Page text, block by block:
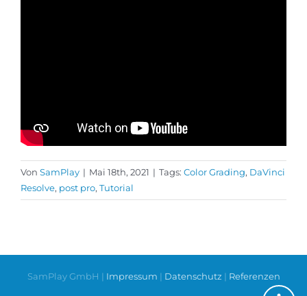
Von SamPlay | Mai 18th, 2021 | Tags: Color Grading, DaVinci
Resolve, post pro, Tutorial
SamPlay GmbH | Impressum | Datenschutz | Referenzen